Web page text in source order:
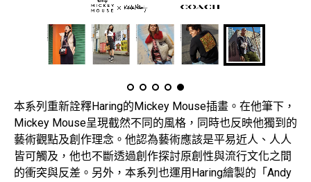
本系列重新詮釋Haring的Mickey Mouse插畫。在他筆下，
Mickey Mouse呈現截然不同的風格，同時也反映他獨到的
藝術觀點及創作理念。他認為藝術應該是平易近人、人人
皆可觸及，他也不斷透過創作探討原創性與流行文化之間
的衝突與反差。另外，本系列也運用Haring繪製的「Andy